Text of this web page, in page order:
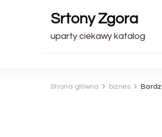
Srtony Zgora
uparty ciekawy katalog
Strona główna biznes